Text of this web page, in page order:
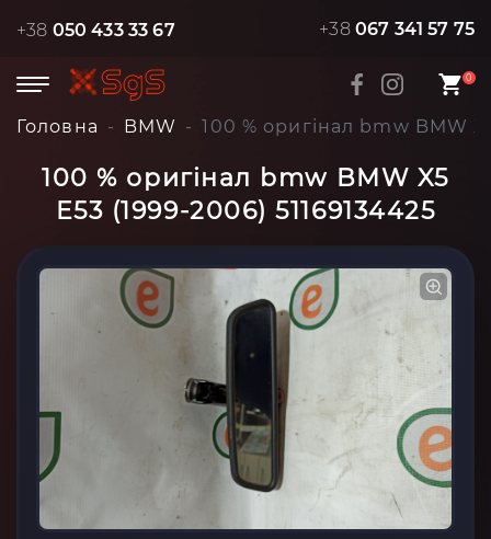
+38 050 433 33 67 +38 067 341 57 75
0
Головна BMW 100 % оригінал bmw BMW
100 % оригінал bmw BMW X5
E53 (1999-2006) 51169134425